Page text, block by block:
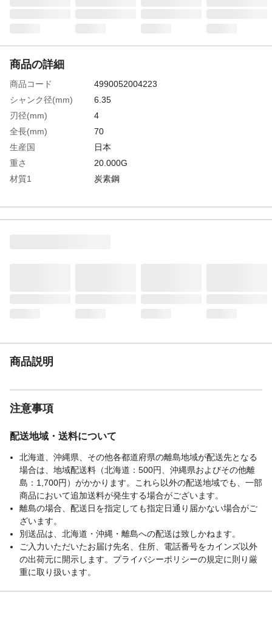
商品の詳細
商品コード
4990052004223
シャンク径(mm)
6.35
刃径(mm)
4
全長(mm)
70
生産国
日本
重さ
20.000G
材質1
炭素鋼
商品説明
注意事項
配送地域・送料について
北海道、沖縄県、その他各都道府県の離島地域が配送先となる
場合は、地域配送料（北海道：500円、沖縄県およびその他離
島：1,700円）がかかります。これら以外の配送地域でも、一部
商品において追加送料が発生する場合がございます。
離島の場合、配送日を指定しても指定日通り届かない場合がご
ざいます。
別送品は、北海道・沖縄・離島への配送は致しかねます。
ご入力いただいたお届け先名、住所、電話番号をカインズ以外
の出荷元に開示します。プライバシーポリシーの規定に則り厳
重に取り扱います。